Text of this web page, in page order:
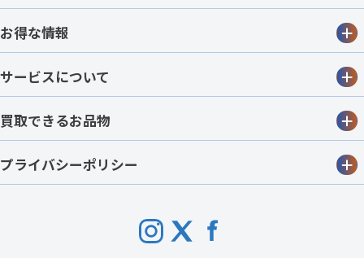
お得な情報
サービスについて
買取できるお品物
プライバシーポリシー